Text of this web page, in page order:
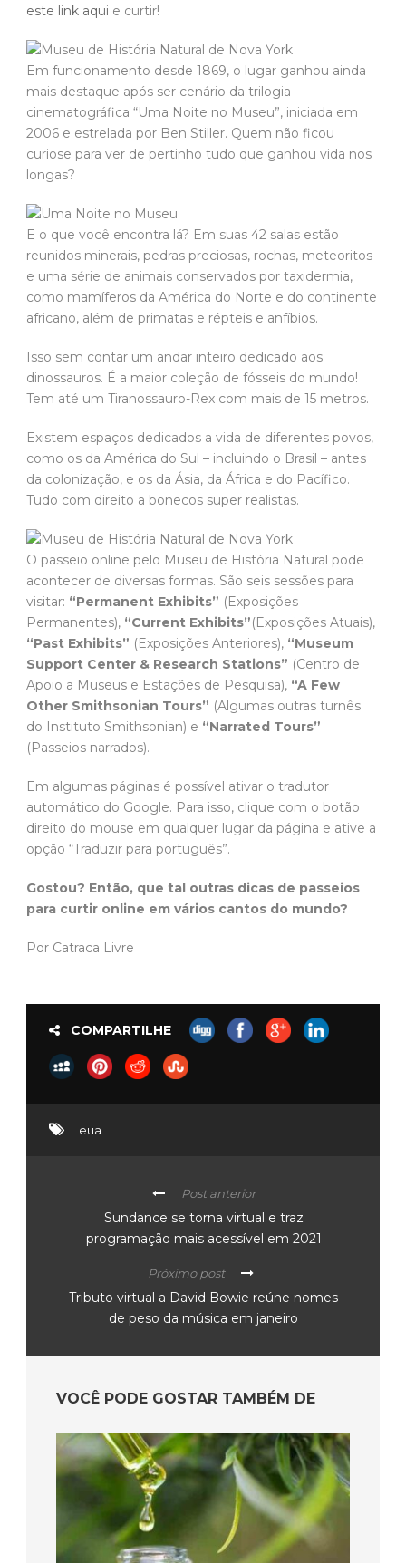
este link aqui e curtir!
Em funcionamento desde 1869, o lugar ganhou ainda
mais destaque após ser cenário da trilogia
cinematográfica “Uma Noite no Museu”, iniciada em
2006 e estrelada por Ben Stiller. Quem não ficou
curiose para ver de pertinho tudo que ganhou vida nos
longas?
E o que você encontra lá? Em suas 42 salas estão
reunidos minerais, pedras preciosas, rochas, meteoritos
e uma série de animais conservados por taxidermia,
como mamíferos da América do Norte e do continente
africano, além de primatas e répteis e anfíbios.
Isso sem contar um andar inteiro dedicado aos
dinossauros. É a maior coleção de fósseis do mundo!
Tem até um Tiranossauro-Rex com mais de 15 metros.
Existem espaços dedicados a vida de diferentes povos,
como os da América do Sul – incluindo o Brasil – antes
da colonização, e os da Ásia, da África e do Pacífico.
Tudo com direito a bonecos super realistas.
O passeio online pelo Museu de História Natural pode
acontecer de diversas formas. São seis sessões para
visitar: “Permanent Exhibits” (Exposições
Permanentes), “Current Exhibits”(Exposições Atuais),
“Past Exhibits” (Exposições Anteriores), “Museum
Support Center & Research Stations” (Centro de
Apoio a Museus e Estações de Pesquisa), “A Few
Other Smithsonian Tours” (Algumas outras turnês
do Instituto Smithsonian) e “Narrated Tours”
(Passeios narrados).
Em algumas páginas é possível ativar o tradutor
automático do Google. Para isso, clique com o botão
direito do mouse em qualquer lugar da página e ative a
opção “Traduzir para português”.
Gostou? Então, que tal outras dicas de passeios
para curtir online em vários cantos do mundo?
Por Catraca Livre
COMPARTILHE
eua
Post anterior
Sundance se torna virtual e traz
programação mais acessível em 2021
Próximo post
Tributo virtual a David Bowie reúne nomes
de peso da música em janeiro
VOCÊ PODE GOSTAR TAMBÉM DE